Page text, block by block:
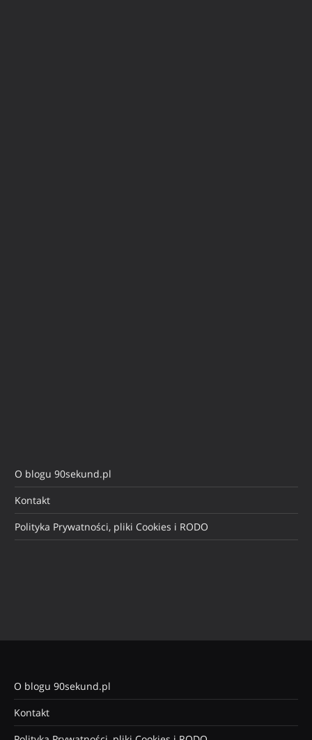
O blogu 90sekund.pl
Kontakt
Polityka Prywatności, pliki Cookies i RODO
O blogu 90sekund.pl
Kontakt